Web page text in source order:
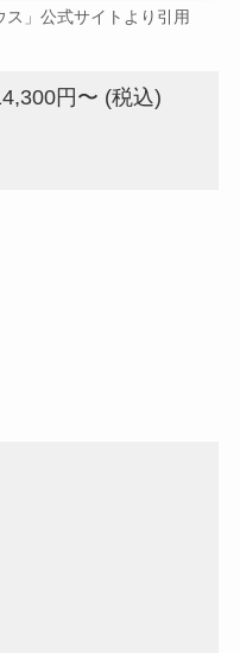
」公式サイトより引用
円〜 (税込)